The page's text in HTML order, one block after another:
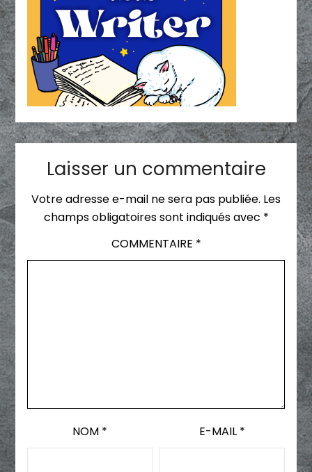
Laisser un commentaire
Votre adresse e-mail ne sera pas publiée. Les
champs obligatoires sont indiqués avec *
COMMENTAIRE *
NOM * E-MAIL *